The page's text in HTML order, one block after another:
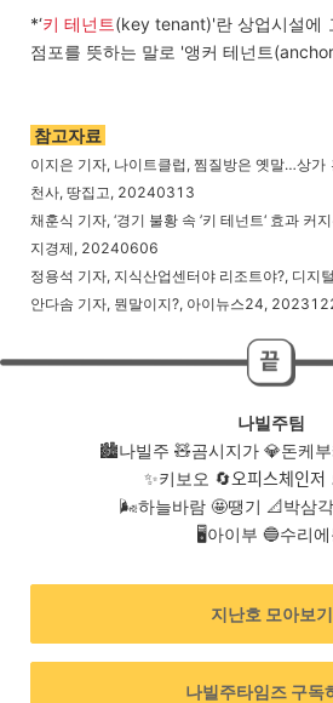
*‘키 테넌트(key tenant)'란 상업시설에
점포를 뜻하는 말로 '앵커 테넌트
참고자료
이지은 기자, 나이트클럽, 찜질방은 옛말…상가
천사, 땅집고, 20240313
채훈식 기자, ‘경기 불황 속 ’키 테넌트‘ 효과 커
지경제, 20240606
정용석 기자, 지식산업센터야 리조트야?, 디
안다솜 기자, 뭔말이지?, 아이뉴스24,
나빌주팀
🏙️나빌주 🧸곰시지가 💎돈케
✨키보오 🔄️오피스체인저
🌬️하늘바람 🤩땡기 📐박삼
🖥️아이부 🔵수리에
지난호 모아보기
나빌주타임즈 구독